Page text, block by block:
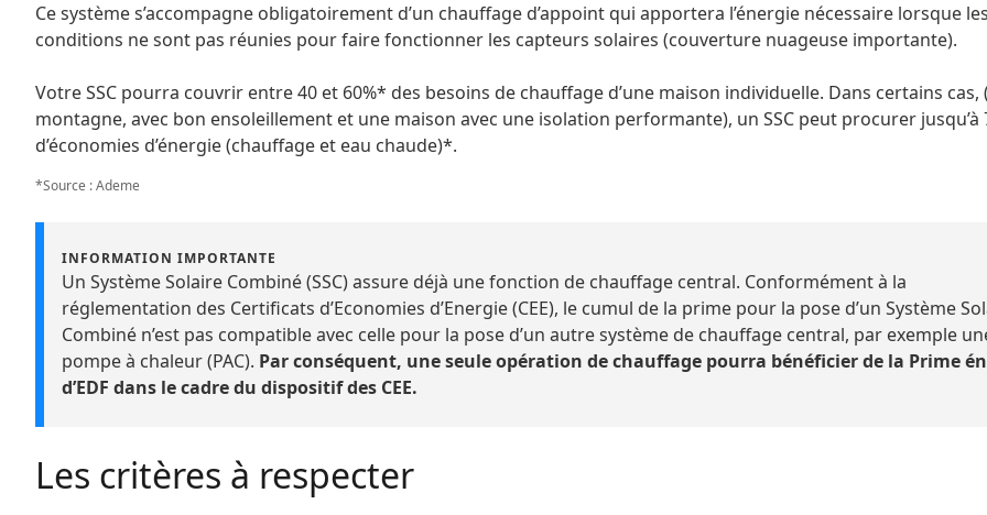
Ce système s’accompagne obligatoirement d’un chauffage d’appoint qui apportera l’énergie nécessaire lorsque les
conditions ne sont pas réunies pour faire fonctionner les capteurs solaires (couverture nuageuse importante).
Votre SSC pourra couvrir entre 40 et 60%* des besoins de chauffage d’une maison individuelle. Dans certains cas,
montagne, avec bon ensoleillement et une maison avec une isolation performante), un SSC peut procurer jusqu’à
d’économies d’énergie (chauffage et eau chaude)*.
*Source : Ademe
INFORMATION IMPORTANTE
Un Système Solaire Combiné (SSC) assure déjà une fonction de chauffage central. Conformément à la
réglementation des Certificats d’Economies d’Energie (CEE), le cumul de la prime pour la pose d’un Système
Combiné n’est pas compatible avec celle pour la pose d’un autre système de chauffage central, par exemple
pompe à chaleur (PAC). Par conséquent, une seule opération de chauffage pourra bénéficier de la Prime
d’EDF dans le cadre du dispositif des CEE.
Les critères à respecter